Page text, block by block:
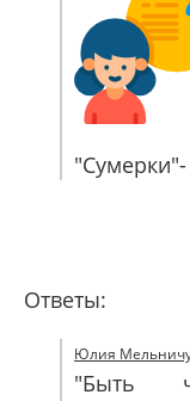
Ответы:
Юлия
"Быть